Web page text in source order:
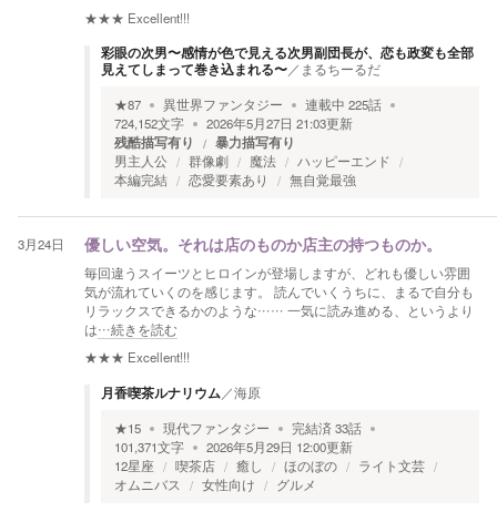
★★★ Excellent!!!
彩眼の次男〜感情が色で見える次男副団長が、恋も政変も全部
見えてしまって巻き込まれる〜／ まるちーるだ
★87 異世界ファンタジー 連載中 225話
724,152文字 2026年5月27日 21:03更新
残酷描写有り 暴力描写有り
男主人公 群像劇 魔法
ハッピーエンド
本編完結
恋愛要素あり 無自覚最強
3月24日 優しい空気。それは店のものか店主の持つものか。
毎回違うスイーツとヒロインが登場しますが、どれも優しい雰囲
気が流れていくのを感じます。 読んでいくうちに、まるで自分も
リラックスできるかのような…… 一気に読み進める、というより
は…続きを読む
★★★ Excellent!!!
月香喫茶ルナリウム／海原
★15 現代ファンタジー 完結済33話
101,371文字 2026年5月29日 12:00更新
12星座
喫茶店 癒し ほのぼの
ライト文芸
オムニバス
女性向け グルメ